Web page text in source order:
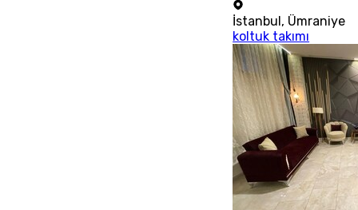
İstanbul , Ümraniye
koltuk takımı